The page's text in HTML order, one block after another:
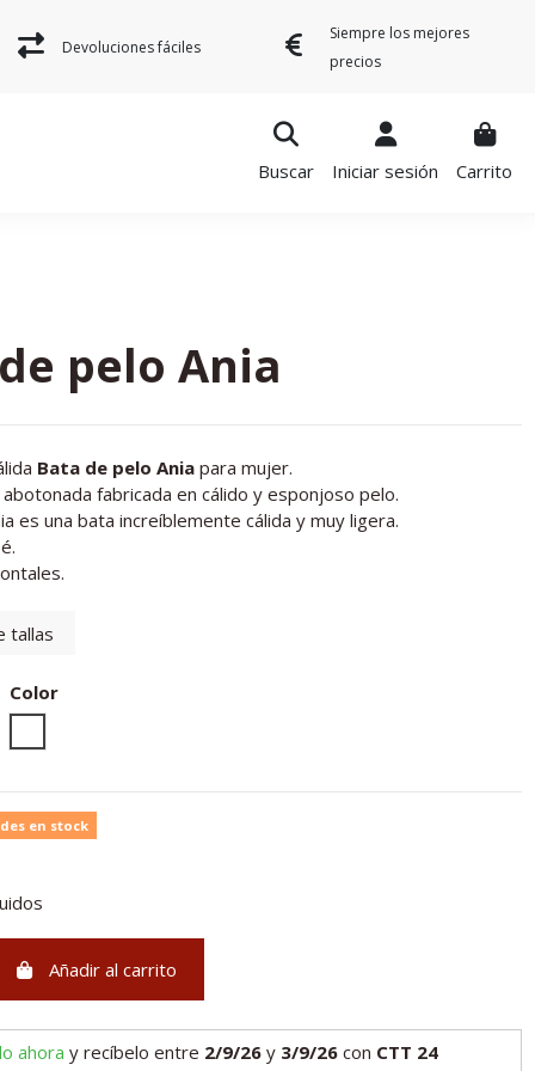
Devoluciones fáciles
Siempre los mejores
precios
Buscar Iniciar sesión Carrito
pelo Ania
Bata de pelo Ania para mujer.
fabricada en cálido y esponjoso pelo.
es una bata increíblemente cálida y muy ligera.
tallas
Color
en stock
Añadir al carrito
ahoray recíbeloentre 2/9/26 y 3/9/26 con CTT 24